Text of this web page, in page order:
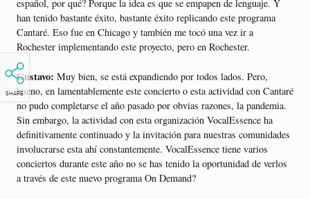
SHARE
español, por qué? Porque la idea es que se empapen de lenguaje. Y
han tenido bastante éxito, bastante éxito replicando este programa
Cantaré. Eso fue en Chicago y también me tocó una vez ir a
Rochester implementando este proyecto, pero en Rochester.
Gustavo: Muy bien, se está expandiendo por todos lados. Pero,
bueno, en lamentablemente este concierto o esta actividad con Cantaré
no pudo completarse el año pasado por obvias razones, la pandemia.
Sin embargo, la actividad con esta organización VocalEssence ha
definitivamente continuado y la invitación para nuestras comunidades
involucrarse esta ahí constantemente. VocalEssence tiene varios
conciertos durante este año no se has tenido la oportunidad de verlos
a través de este nuevo programa On Demand?